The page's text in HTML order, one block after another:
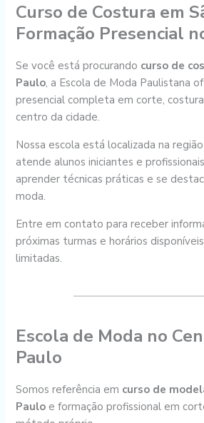
Curso de Costura em
Formação Presencial
Se você está procurando curso de
Paulo, a Escola de Moda Paulistana
presencial completa em corte,
centro da cidade.
Nossa escola está localizada na
atende alunos iniciantes e
aprender técnicas práticas e se
moda.
Entre em contato para receber
próximas turmas e horários
limitadas.
Escola de Moda no
Paulo
Somos referência em curso de
Pauloe formação profissional em